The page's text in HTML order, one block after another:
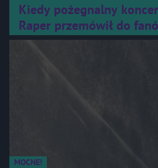
Kiedy pożegnalny
Raper przemówił do
MOCNE!